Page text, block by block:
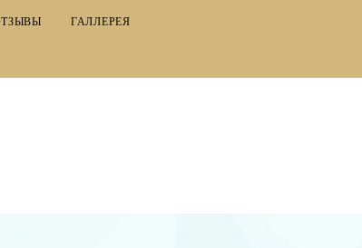
ГАЛЛЕРЕЯ